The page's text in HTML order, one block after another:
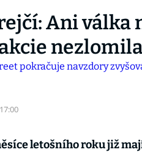
Ani válka
17:00
letošního roku již